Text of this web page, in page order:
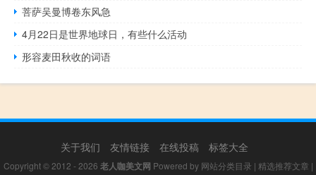
菩萨吴曼博卷东风急
4月22日是世界地球日，有些什么活动
形容麦田秋收的词语
关于我们 友情链接 在线投稿 标签大全
Copyright © 2012 - 2026 老人咖美文网 Powered by 网站分类目录 | 精选推荐文章 |